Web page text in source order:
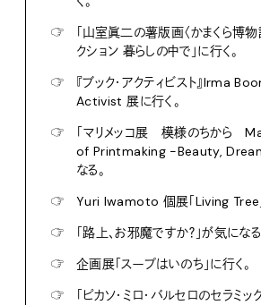
☞
「山室眞二の薯版画〈かまくら博
クション 暮らしの中で」に行く。
☞
『ブック・アクティビスト』Irma
Activist 展に行く。
☞
「マリメッコ展 模様のちから
of Printmaking -Beauty,
なる。
☞
Yuri Iwamoto 個展「Living Tree
☞
「路上、お邪魔ですか？」が気になる
☞
企画展「スープはいのち」に行く。
☞
「ピカソ・ミロ・バルセロのセラミ